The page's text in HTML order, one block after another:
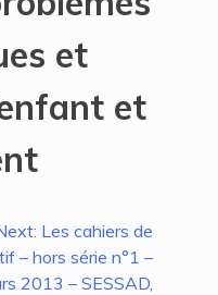
et
et
Les cahiers de
– hors série n°1 –
2013 – SESSAD,